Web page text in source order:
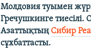
Молдовия туымен
Гречушкинге тиесілі.
Азаттықтың Сибир
сұхбаттасты.